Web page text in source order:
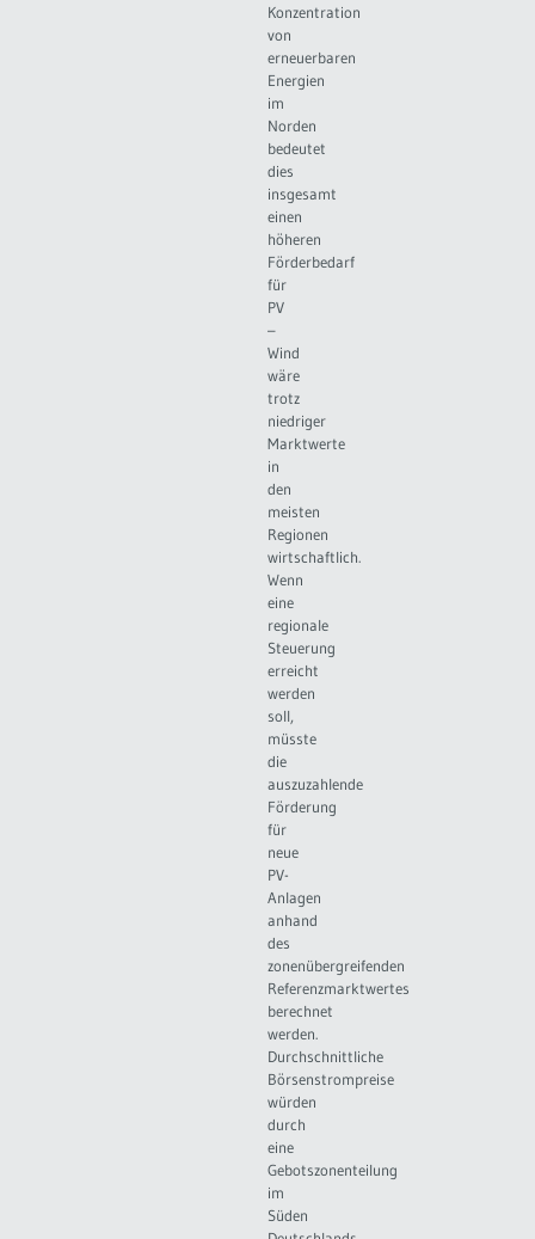
Konzentration
von
erneuerbaren
Energien
im
Norden
bedeutet
dies
insgesamt
einen
höheren
Förderbedarf
für
PV
–
Wind
wäre
trotz
niedriger
Marktwerte
in
den
meisten
Regionen
wirtschaftlich.
Wenn
eine
regionale
Steuerung
erreicht
werden
soll,
müsste
die
auszuzahlende
Förderung
für
neue
PV-
Anlagen
anhand
des
zonenübergreifenden
Referenzmarktwertes
berechnet
werden.
Durchschnittliche
Börsenstrompreise
würden
durch
eine
Gebotszonenteilung
im
Süden